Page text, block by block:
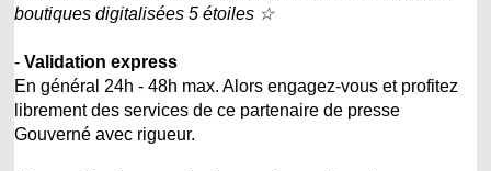
boutiques digitalisées 5 étoiles ☆
-Validation express
En général 24h - 48h max. Alors engagez-vous et profitez
librement des services de ce partenaire de presse
Gouverné avec rigueur.